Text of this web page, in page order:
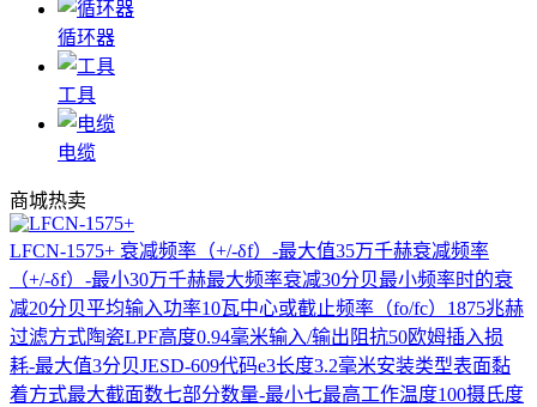
循环器
工具
电缆
商城热卖
LFCN-1575+ 衰减频率（+/-δf）-最大值35万千赫衰减频率
（+/-δf）-最小30万千赫最大频率衰减30分贝最小频率时的衰
减20分贝平均输入功率10瓦中心或截止频率（fo/fc）1875兆赫
过滤方式陶瓷LPF高度0.94毫米输入/输出阻抗50欧姆插入损
耗-最大值3分贝JESD-609代码e3长度3.2毫米安装类型表面黏
着方式最大截面数七部分数量-最小七最高工作温度100摄氏度